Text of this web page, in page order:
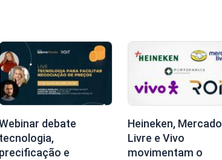
debate
tecnologia,
precificação e
Heineken, Mercado
Livre e Vivo
movimentam o